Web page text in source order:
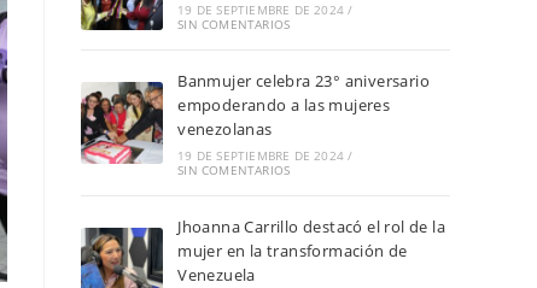
19 DE SEPTIEMBRE DE 2024 /
SIN COMENTARIOS
Banmujer celebra 23° aniversario
empoderando a las mujeres
venezolanas
19 DE SEPTIEMBRE DE 2024 /
SIN COMENTARIOS
Jhoanna Carrillo destacó el rol de la
mujer en la transformación de
Venezuela